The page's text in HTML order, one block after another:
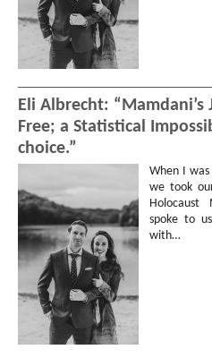
Eli Albrecht: “Mamdani’s
Free; a Statistical
choice.”
When I
we took
Holocaust
spoke to
with…